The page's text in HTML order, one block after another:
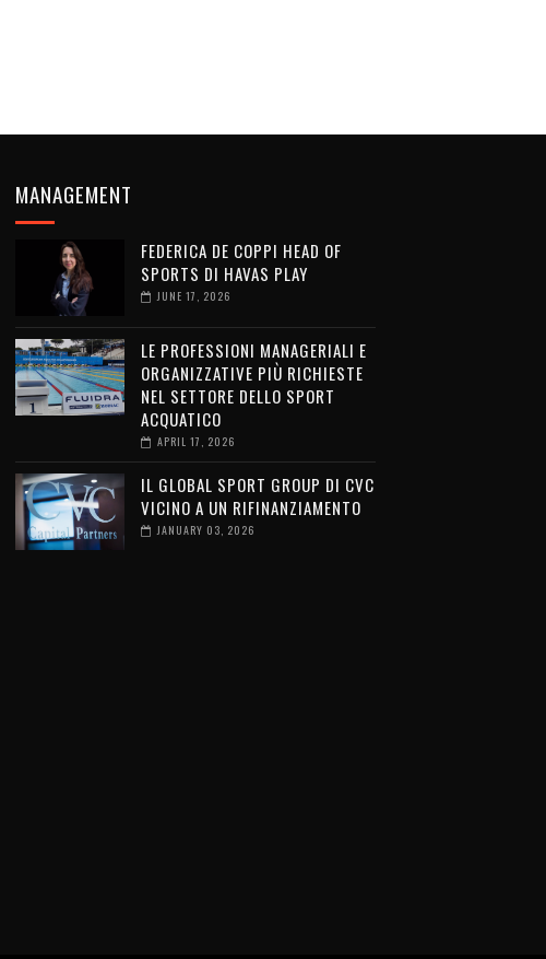
MANAGEMENT
FEDERICA DE COPPI HEAD OF
SPORTS DI HAVAS PLAY
JUNE 17, 2026
LE PROFESSIONI MANAGERIALI E
ORGANIZZATIVE PIÙ RICHIESTE
NEL SETTORE DELLO SPORT
ACQUATICO
APRIL 17, 2026
IL GLOBAL SPORT GROUP DI CVC
VICINO A UN RIFINANZIAMENTO
JANUARY 03, 2026